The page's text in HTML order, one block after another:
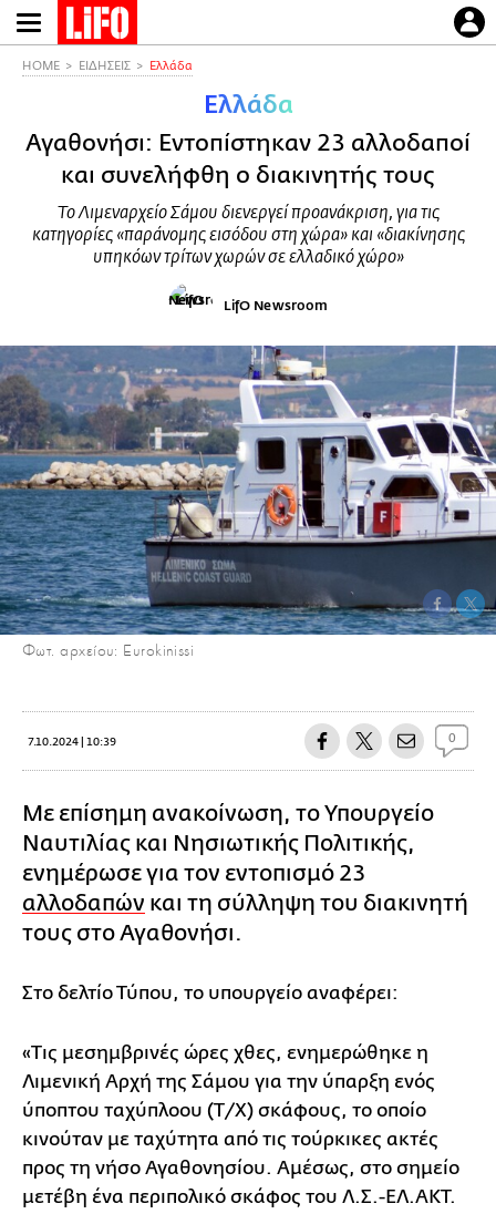
Παράκαμψη
προς
HOME ΕΙΔΗΣΕΙΣ Ελλάδα
Ελλάδα
Αγαθονήσι: Εντοπίστηκαν 23 αλλοδαποί
και συνελήφθη ο διακινητής τους
Το Λιμεναρχείο Σάμου διενεργεί προανάκριση, για τις
κατηγορίες «παράνομης εισόδου στη χώρα» και «διακίνησης
υπηκόων τρίτων χωρών σε ελλαδικό χώρο»
LifO Newsroom
Φωτ. αρχείου: Eurokinissi
7.10.2024 | 10:39 0
Με επίσημη ανακοίνωση, το Υπουργείο
Ναυτιλίας και Νησιωτικής Πολιτικής,
ενημέρωσε για τον εντοπισμό 23
αλλοδαπών και τη σύλληψη του διακινητή
τους στο Αγαθονήσι.
Στο δελτίο Τύπου, το υπουργείο αναφέρει:
«Τις μεσημβρινές ώρες χθες, ενημερώθηκε η
Λιμενική Αρχή της Σάμου για την ύπαρξη ενός
ύποπτου ταχύπλοου (Τ/Χ) σκάφους, το οποίο
κινούταν με ταχύτητα από τις τούρκικες ακτές
προς τη νήσο Αγαθονησίου. Αμέσως, στο σημείο
μετέβη ένα περιπολικό σκάφος του Λ.Σ.-ΕΛ.ΑΚΤ.